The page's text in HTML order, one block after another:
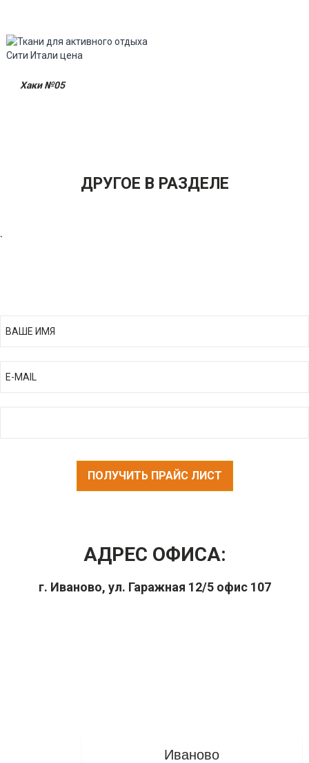
Хаки №05
ДРУГОЕ В РАЗДЕЛЕ
`
ПОЛУЧИТЬ ПРАЙС ЛИСТ
АДРЕС ОФИСА:
г. Иваново, ул. Гаражная 12/5 офис 107
Иваново